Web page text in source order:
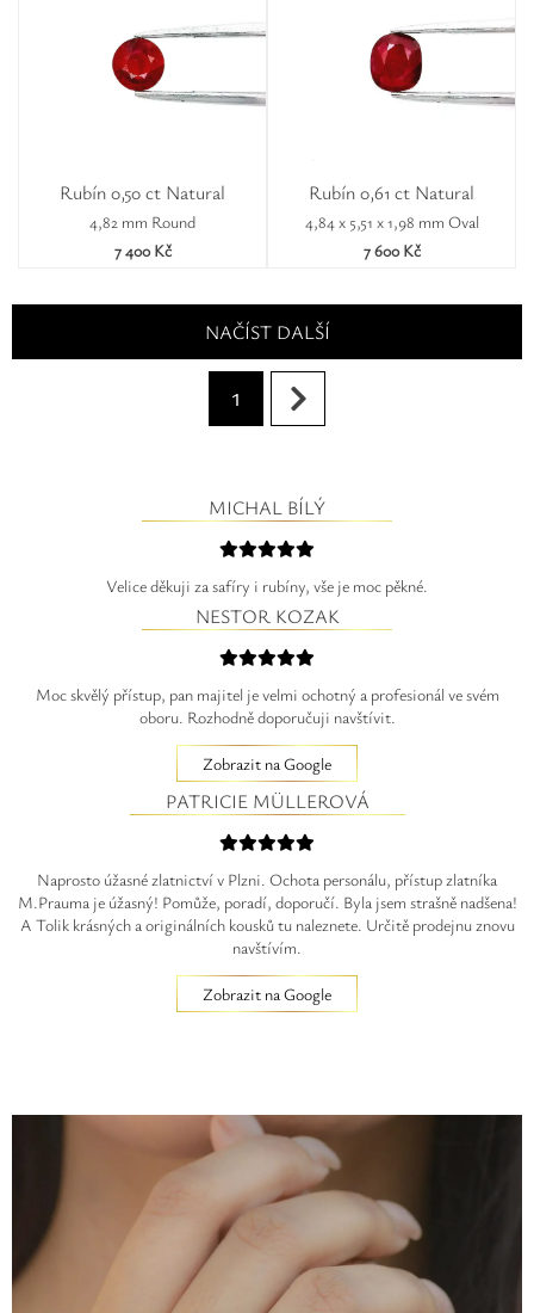
Rubín 0,50 ct Natural
4,82 mm Round
7 400 Kč
Rubín 0,61 ct Natural
4,84 x 5,51 x 1,98 mm Oval
7 600 Kč
NAČÍST DALŠÍ
1
MICHAL BÍLÝ
Velice děkuji za safíry i rubíny, vše je moc pěkné.
NESTOR KOZAK
Moc skvělý přístup, pan majitel je velmi ochotný a profesionál ve svém
oboru. Rozhodně doporučuji navštívit.
Zobrazit na Google
PATRICIE MÜLLEROVÁ
Naprosto úžasné zlatnictví v Plzni. Ochota personálu, přístup zlatníka
M.Prauma je úžasný! Pomůže, poradí, doporučí. Byla jsem strašně nadšena!
A Tolik krásných a originálních kousků tu naleznete. Určitě prodejnu znovu
navštívím.
Zobrazit na Google